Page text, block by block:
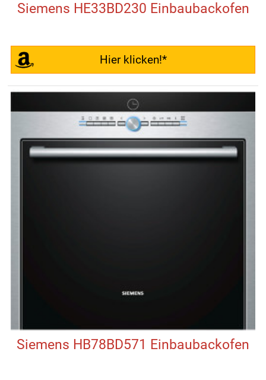
Siemens HE33BD230 Einbaubackofen
Hier klicken!*
Siemens HB78BD571 Einbaubackofen